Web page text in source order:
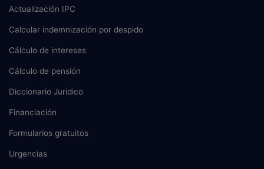
Actualización IPC
Calcular indemnización por despido
Cálculo de intereses
Cálculo de pensión
Diccionario Juridico
Financiación
Formularios gratuitos
Urgencias